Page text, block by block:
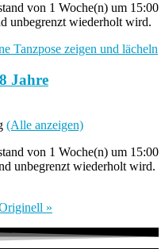
von 1 Woche(n) um 15:00
unbegrenzt wiederholt wird.
Jahre
(Alle anzeigen)
von 1 Woche(n) um 15:00
unbegrenzt wiederholt wird.
»